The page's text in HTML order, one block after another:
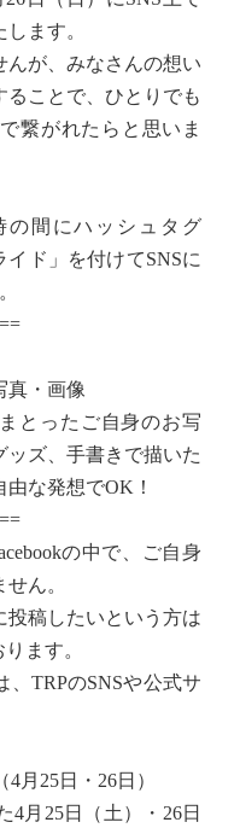
ます。
が、みなさんの想い
ることで、ひとりでも
繋がれたらと思いま
間にハッシュタグ
イド」を付けてSNSに
真・画像
とったご自身のお写
ズ、手書きで描いた
な発想でOK！
の中で、ご自身
ん。
稿したいという方は
ます。
TRPのSNSや公式サ
4月25日・26日）
月25日（土）・26日